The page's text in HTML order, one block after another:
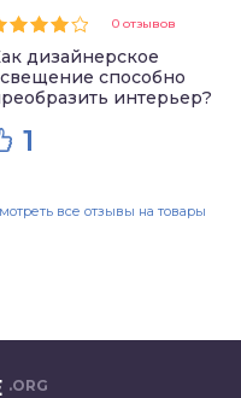
0 отзывов
дизайнерское
способно
интерьер?
1
все отзывы на товары
.ORG